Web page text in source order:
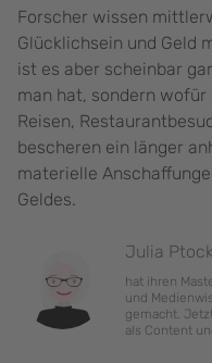
Forscher wissen
Glücklichsein und Geld
ist es aber scheinbar
man hat, sondern
Reisen,
bescheren ein länger
materielle
Geldes.
Julia Ptock
hat ihren
und
gemacht.
als Content